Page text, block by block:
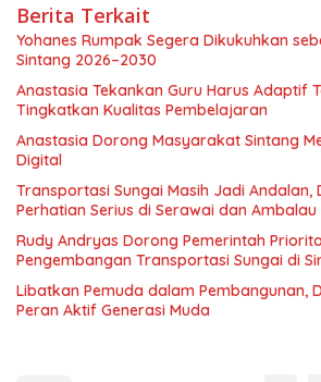
Berita Terkait
Yohanes Rumpak Segera Dikukuhkan
Sintang 2026–2030
Anastasia Tekankan Guru Harus Adaptif
Tingkatkan Kualitas Pembelajaran
Anastasia Dorong Masyarakat Sintang
Digital
Transportasi Sungai Masih Jadi Andalan,
Perhatian Serius di Serawai dan Ambalau
Rudy Andryas Dorong Pemerintah
Pengembangan Transportasi Sungai di
Libatkan Pemuda dalam Pembangunan,
Peran Aktif Generasi Muda